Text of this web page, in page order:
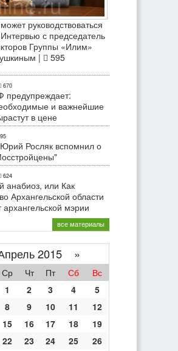
руководствоваться
с председатель
Группы «Илим»
|
595
670
предупреждает:
и важнейшие
в цене
Росляк вспомнил о
624
анабиоз, или Как
Архангельской области
архангельской мэрии
все материалы
2015 »
Ср Чт Пт Сб
Вс
1
2 3 4
5
8 9 10 11
12
15 16 17 18
19
22 23 24 25
26